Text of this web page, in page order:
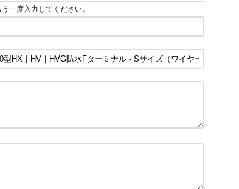
一度入力してください。